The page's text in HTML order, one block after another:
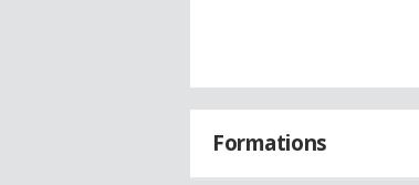
Formations